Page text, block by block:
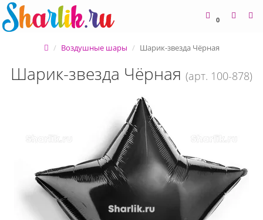
0
Воздушные шары Шарик-звезда Чёрная
Шарик-звезда Чёрная (арт. 100-878)